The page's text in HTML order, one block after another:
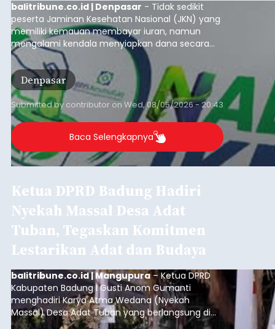
balitribune.co.id | Denpasar - Tidak sedikit
peserta Jaminan Kesehatan Nasional (JKN) yang
memiliki kemauan membayar iuran, namun
mengalami kendala menyiapkan dana secara
penuh saat jatuh tempo pembayaran iuran.
Kondisi ini terutama dialami oleh peserta
segmen Pekerja Bukan Penerima Upah (PBPU)
yang memiliki penghasilan tidak tetap.
Denpasar
Submitted by contributor on Wed, 08/05/2026 - 20:43
Baca Selengkapnya
Ketua DPRD Badung Hadiri
Nyekah Massal Desa Adat
Tuban, Tegaskan Komitmen
Lestarikan Adat dan Budaya
balitribune.co.id | Mangupura– Ketua DPRD
Kabupaten Badung I Gusti Anom Gumanti
menghadiri Karya Atma Wedana (Nyekah
Massal) Desa Adat Tuban yang berlangsung di
Payadnyan Karya Atma Wedana, Lapangan